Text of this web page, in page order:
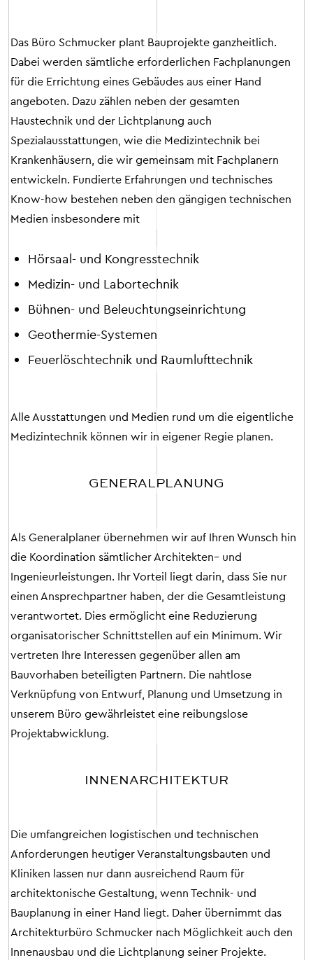
Das Büro Schmucker plant Bauprojekte ganzheitlich.
Dabei werden sämtlicheerforderlichen Fachplanungen
fürdie Errichtung einesGebäudesauseiner Hand
angeboten. Dazu zählen neben der gesamten
Haustechnik und der Lichtplanung auch
Spezialausstattungen, wie die Medizintechnik bei
Krankenhäusern, die wir gemeinsam mit Fachplanern
entwickeln. Fundierte Erfahrungen und technisches
Know-how bestehen neben den gängigen technischen
Medien insbesondere mit
Hörsaal- und Kongresstechnik
Medizin- und Labortechnik
Bühnen- und Beleuchtungseinrichtung
Geothermie-Systemen
Feuerlöschtechnik und Raumlufttechnik
Alle Ausstattungen und Medien rund um die eigentliche
Medizintechnik können wir in eigener Regie planen.
GENERAL­PLANUNG
AlsGeneralplaner übernehmen wirauf IhrenWunsch hin
die Koordination sämtlicherArchitekten– und
Ingenieurleistungen. IhrVorteil liegtdarin, dass Sie nur
einenAnsprechpartner haben, derdieGesamtleistung
verantwortet. Diesermöglichteine Reduzierung
organisatorischer Schnittstellen aufein Minimum.Wir
vertreten Ihre Interessen gegenüberallen am
Bauvorhaben beteiligten Partnern. Die nahtlose
Verknüpfung von Entwurf, Planung und Umsetzung in
unserem Büro gewährleisteteine reibungslose
Projektabwicklung.
INNEN­ARCHITEKTUR
Die umfangreichen logistischen und technischen
Anforderungen heutiger Veranstaltungsbauten und
Kliniken lassen nur dann ausreichend Raum für
architektonische Gestaltung, wenn Technik- und
Bauplanung in einer Hand liegt. Daher übernimmt das
Architekturbüro Schmucker nach Möglichkeit auch den
Innenausbau und die Lichtplanung seiner Projekte.